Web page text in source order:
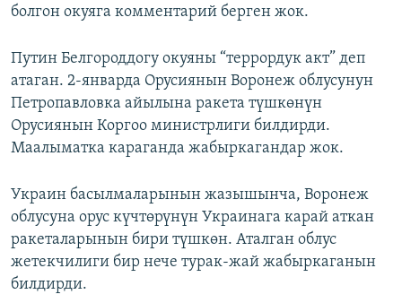
болгон окуяга комментарий берген жок.
Путин Белгороддогу окуяны “террордук акт” деп
атаган. 2-январда Орусиянын Воронеж облусунун
Петропавловка айылына ракета түшкөнүн
Орусиянын Коргоо министрлиги билдирди.
Маалыматка караганда жабыркагандар жок.
Украин басылмаларынын жазышынча, Воронеж
облусуна орус күчтөрүнүн Украинага карай аткан
ракеталарынын бири түшкөн. Аталган облус
жетекчилиги бир нече турак-жай жабыркаганын
билдирди.